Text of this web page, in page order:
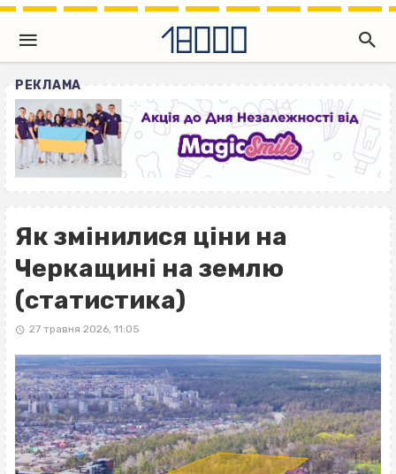
РЕКЛАМА
Як змінилися ціни на
Черкащині на землю
(статистика)
27 травня 2026, 11:05